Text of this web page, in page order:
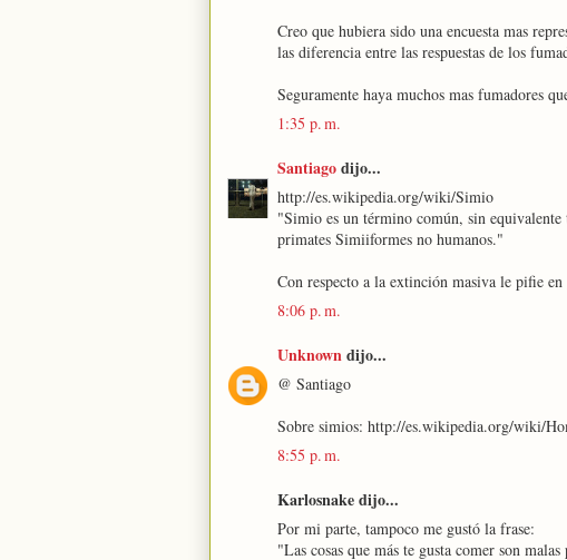
Creo que hubiera sido una encuesta mas
las diferencia entre las respuestas de los
Seguramente haya muchos mas fumadores
1:35 p. m.
Santiagodijo...
http://es.wikipedia.org/wiki/Simio
"Simio es un término común, sin
primates Simiiformes no humanos."
Con respecto a la extinción masiva le pifie en
8:06 p. m.
Unknowndijo...
@ Santiago
Sobre simios: http://es.wikipedia.org/wiki/
8:55 p. m.
Karlosnake dijo...
Por mi parte, tampoco me gustó la frase:
"Las cosas que más te gusta comer son